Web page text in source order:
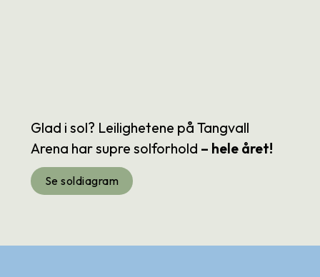
Glad i sol? Leilighetene på Tangvall
Arena har supre solforhold – hele året!
Se soldiagram